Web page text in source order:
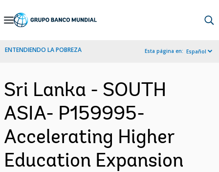
Skip
Navigation
ENTENDIENDO LA POBREZA Esta página en: Español
Sri Lanka - SOUTH
ASIA- P159995-
Accelerating Higher
Education Expansion